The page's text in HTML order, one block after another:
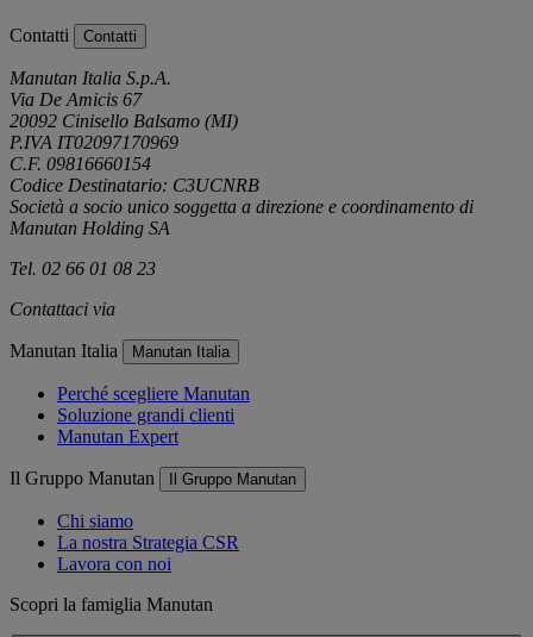
Contatti Contatti
Manutan Italia S.p.A.
Via De Amicis 67
20092 Cinisello Balsamo (MI)
P.IVA IT02097170969
C.F. 09816660154
Codice Destinatario: C3UCNRB
Società a socio unico soggetta a direzione e coordinamento di
Manutan Holding SA
Tel. 02 66 01 08 23
Contattaci via
Manutan Italia Manutan Italia
Perché scegliere Manutan
Soluzione grandi clienti
Manutan Expert
Il Gruppo Manutan Il Gruppo Manutan
Chi siamo
La nostra Strategia CSR
Lavora con noi
Scopri la famiglia Manutan